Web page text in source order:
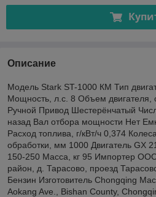
Описание
Модель Stark ST-1000 КМ Тип
Мощность, л.с. 8 Объем двигателя,
Ручной Привод Шестерёнчатый
назад Вал отбора мощности Нет
Расход топлива, г/кВт/ч 0,374
обработки, мм 1000 Двигатель GX
150-250 Масса, кг 95 Импортер
район, д. Тарасово, проезд
Бензин Изготовитель Chongqing
Aokang Ave., Bishan County,